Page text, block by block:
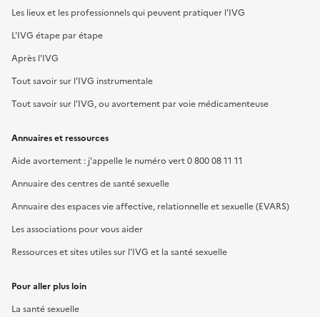
Les lieux et les professionnels qui peuvent pratiquer l'IVG
L'IVG étape par étape
Après l'IVG
Tout savoir sur l'IVG instrumentale
Tout savoir sur l'IVG, ou avortement par voie médicamenteuse
Annuaires et ressources
Aide avortement : j'appelle le numéro vert 0 800 08 11 11
Annuaire des centres de santé sexuelle
Annuaire des espaces vie affective, relationnelle et sexuelle (EVARS)
Les associations pour vous aider
Ressources et sites utiles sur l'IVG et la santé sexuelle
Pour aller plus loin
La santé sexuelle